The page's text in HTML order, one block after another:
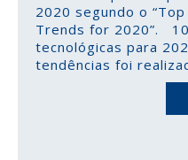
2020 segundo o
Trends for 2020”.
tecnológicas para
tendências foi